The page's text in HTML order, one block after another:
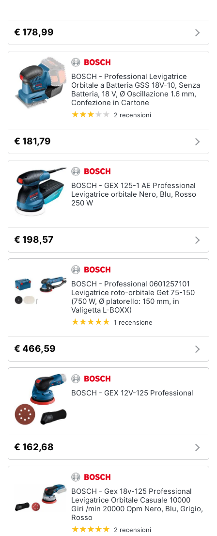
Vedi
tutti
Sicurezza
automazione
casa
Telecamere
videosorveglianza
Cronotermostato
Vedi
tutti
€ 178,99
BOSCH - Professional Levigatrice
Orbitale a Batteria GSS 18V-10, Senza
Batteria, 18 V, Ø Oscillazione 1.6 mm,
Confezione in Cartone
2 recensioni
€ 181,79
BOSCH - GEX 125-1 AE Professional
Levigatrice orbitale Nero, Blu, Rosso
250 W
€ 198,57
BOSCH - Professional 0601257101
Levigatrice roto-orbitale Get 75-150
(750 W, Ø platorello: 150 mm, in
Valigetta L-BOXX)
1 recensione
€ 466,59
BOSCH - GEX 12V-125 Professional
€ 162,68
BOSCH - Gex 18v-125 Professional
Levigatrice Orbitale Casuale 10000
Giri /min 20000 Opm Nero, Blu, Grigio,
Rosso
2 recensioni